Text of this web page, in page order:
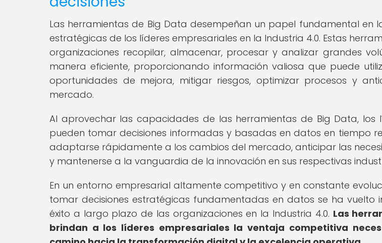
Las herramientas de Big Data desempeñan un papel fundamental en
estratégicas de los líderes empresariales en la Industria 4.0. Estas
organizaciones recopilar, almacenar, procesar y analizar grandes
manera eficiente, proporcionando información valiosa que puede
oportunidades de mejora, mitigar riesgos, optimizar procesos y
mercado.
Al aprovechar las capacidades de las herramientas de Big Data, los
pueden tomar decisiones informadas y basadas en datos en tiempo
adaptarse rápidamente a los cambios del mercado, anticipar las
y mantenerse a la vanguardia de la innovación en sus respectivas
En un entorno empresarial altamente competitivo y en constante
tomar decisiones estratégicas fundamentadas en datos se ha vuelto
éxito a largo plazo de las organizaciones en la Industria 4.0. Las
brindan a los líderes empresariales la ventaja competitiva